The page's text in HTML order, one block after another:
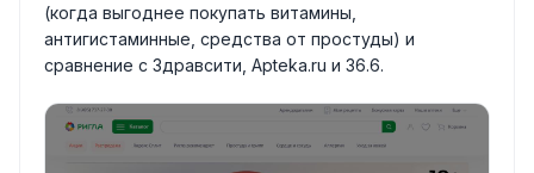
(когда выгоднее покупать витамины,
антигистаминные, средства от простуды) и
сравнение с Здравсити, Apteka.ru и 36.6.